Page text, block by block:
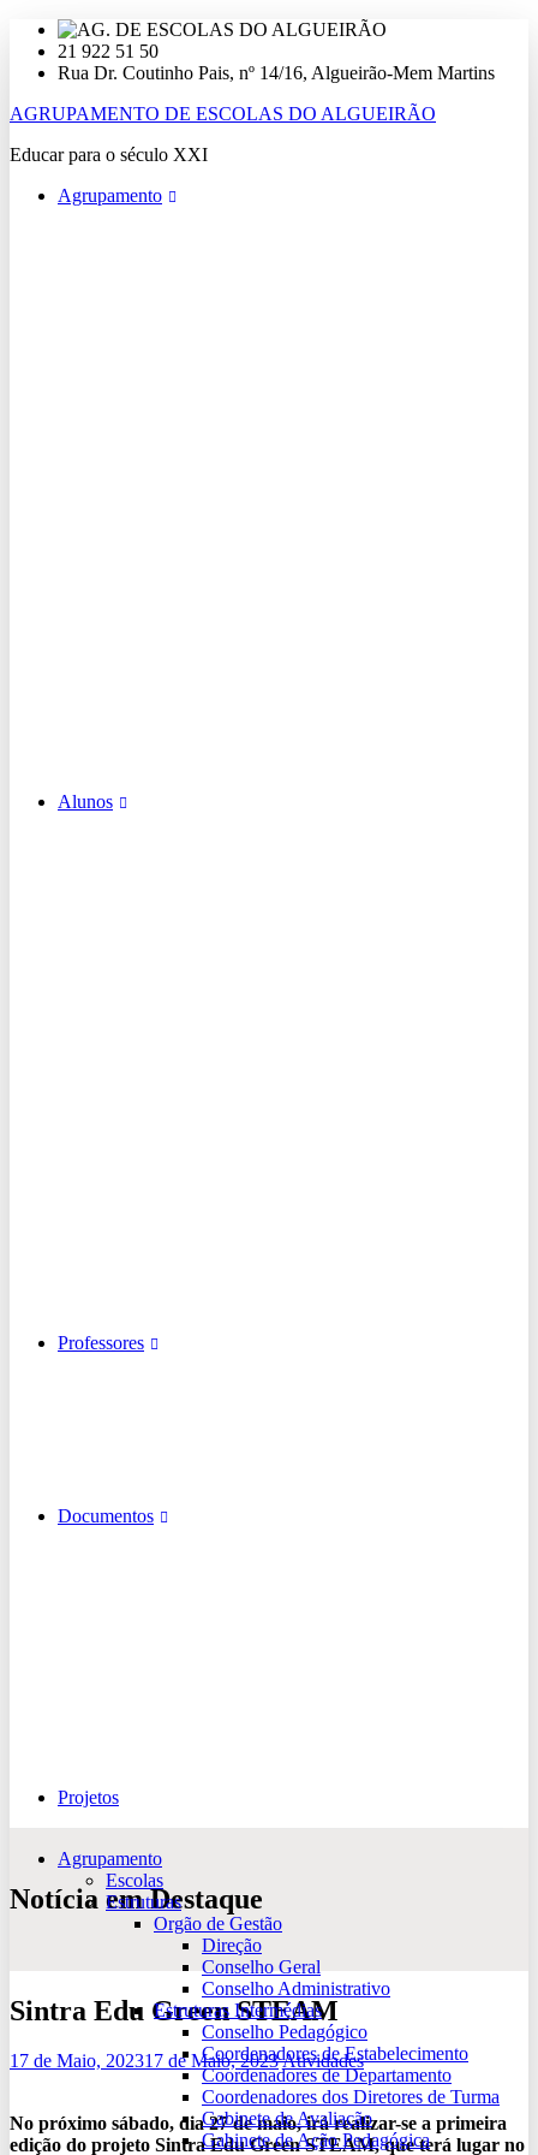
para
21 922 51 50
Rua Dr. Coutinho Pais, nº 14/16, Algueirão-Mem Martins
AGRUPAMENTO DE ESCOLAS DO ALGUEIRÃO
Educar para o século XXI
Agrupamento
Alunos
Professores
Documentos
Projetos
Agrupamento
Escolas
Estruturas
Orgão de Gestão
Direção
Conselho Geral
Conselho Administrativo
Estruturas Intermédias
Conselho Pedagógico
Coordenadores de Estabelecimento
Coordenadores de Departamento
Coordenadores dos Diretores de Turma
Gabinete de Avaliação
Gabinete de Ação Pedagógica
Notícia em Destaque
Sintra Edu Green STEAM
17 de Maio, 202317 de Maio, 2023Atividades
No próximo sábado, dia 27 de maio, irá realizar-se a primeira
edição do projeto Sintra Edu Green STEAM, que terá lugar no